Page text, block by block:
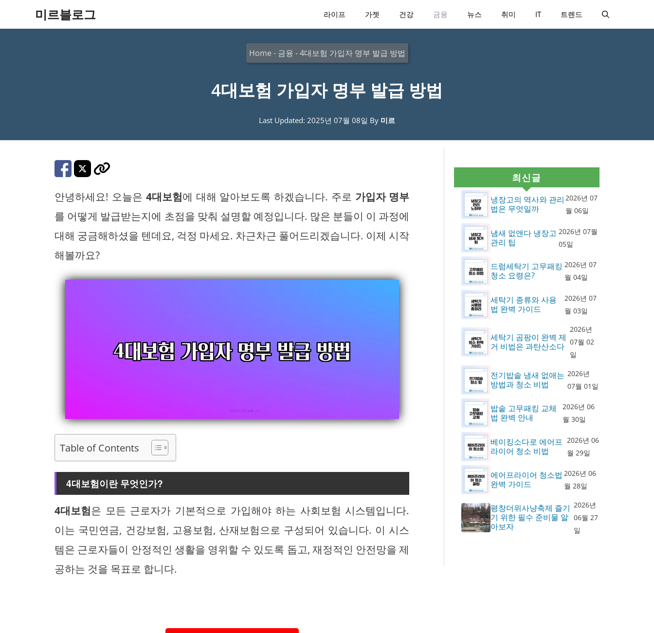
미르블로그 라이프 가젯 건강 금융 뉴스 취미 IT 트렌드
Home - 금융 -4대보험 가입자 명부 발급 방법
4대보험 가입자 명부 발급 방법
Last Updated: 2025년 07월 08일 By 미르
안녕하세요! 오늘은 4대보험에 대해 알아보도록 하겠습니다. 주로 가입자 명부
를 어떻게 발급받는지에 초점을 맞춰 설명할 예정입니다. 많은 분들이 이 과정에
대해 궁금해하셨을 텐데요, 걱정 마세요. 차근차근 풀어드리겠습니다. 이제 시작
해볼까요?
Table of Contents
4대보험이란 무엇인가?
4대보험은 모든 근로자가 기본적으로 가입해야 하는 사회보험 시스템입니다.
이는 국민연금, 건강보험, 고용보험, 산재보험으로 구성되어 있습니다. 이 시스
템은 근로자들이 안정적인 생활을 영위할 수 있도록 돕고, 재정적인 안전망을 제
공하는 것을 목표로 합니다.
최신글
냉장고의 역사와 관리
법은 무엇일까
2026년 07
월 06일
냄새 없앤다 냉장고
관리 팁
2026년 07월
05일
드럼세탁기 고무패킹
청소 요령은?
2026년 07
월 04일
세탁기 종류와 사용
법 완벽 가이드
2026년 07
월 03일
세탁기 곰팡이 완벽 제
거 비법은 과탄산소다
2026년
07월 02
일
전기밥솥 냄새 없애는
방법과 청소 비법
2026년
07월 01일
밥솥 고무패킹 교체
법 완벽 안내
2026년 06
월 30일
베이킹소다로 에어프
라이어 청소 비법
2026년 06
월 29일
에어프라이어 청소법
완벽 가이드
2026년 06
월 28일
평창더위사냥축제 즐기
기 위한 필수 준비물 알
아보자
2026년
06월 27
일